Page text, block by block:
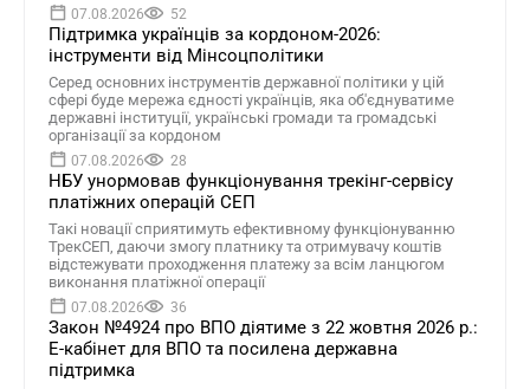
07.08.2026 52
Підтримка українців за кордоном-2026:
інструменти від Мінсоцполітики
Серед основних інструментів державної політики у цій
сфері буде мережа єдності українців, яка об'єднуватиме
державні інституції, українські громади та громадські
організації за кордоном
07.08.2026 28
НБУ унормовав функціонування трекінг-сервісу
платіжних операцій СЕП
Такі новації сприятимуть ефективному функціонуванню
ТрекСЕП, даючи змогу платнику та отримувачу коштів
відстежувати проходження платежу за всім ланцюгом
виконання платіжної операції
07.08.2026 36
Закон №4924 про ВПО діятиме з 22 жовтня 2026 р.:
Е-кабінет для ВПО та посилена державна
підтримка